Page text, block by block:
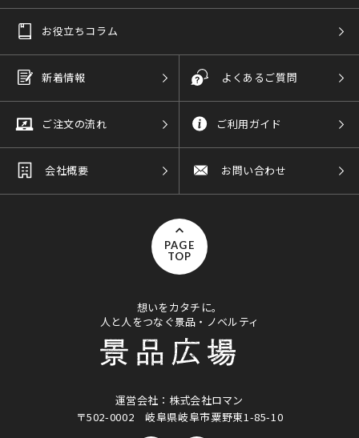
お役立ちコラム
新着情報 よくあるご質問
ご注文の流れ ご利用ガイド
会社概要 お問い合わせ
PAGE
TOP
想いをカタチに。
人と人をつなぐ景品・ノベルティ
運営会社：株式会社ロマン
〒502-0002岐阜県岐阜市粟野東1-85-10